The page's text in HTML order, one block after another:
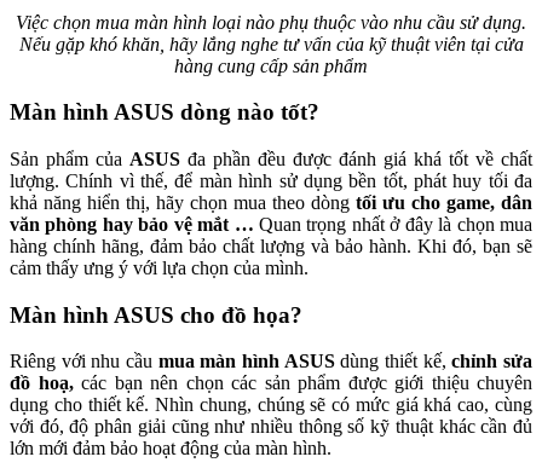
Việc chọn mua màn hình loại nào phụ thuộc vào nhu cầu sử dụng.
Nếu gặp khó khăn, hãy lắng nghe tư vấn của kỹ thuật viên tại cửa
hàng cung cấp sản phẩm
Màn hình ASUS dòng nào tốt?
Sản phẩm của ASUS đa phần đều được đánh giá khá tốt về chất
lượng. Chính vì thế, để màn hình sử dụng bền tốt, phát huy tối đa
khả năng hiển thị, hãy chọn mua theo dòng tối ưu cho game, dân
văn phòng hay bảo vệ mắt … Quan trọng nhất ở đây là chọn mua
hàng chính hãng, đảm bảo chất lượng và bảo hành. Khi đó, bạn sẽ
cảm thấy ưng ý với lựa chọn của mình.
Màn hình ASUS cho đồ họa?
Riêng với nhu cầu mua màn hình ASUSdùng thiết kế,chỉnh sửa
đồ hoạ,các bạn nên chọn các sản phẩm được giới thiệu chuyên
dụng cho thiết kế. Nhìn chung, chúng sẽ có mức giá khá cao, cùng
với đó, độ phân giải cũng như nhiều thông số kỹ thuật khác cần đủ
lớn mới đảm bảo hoạt động của màn hình.